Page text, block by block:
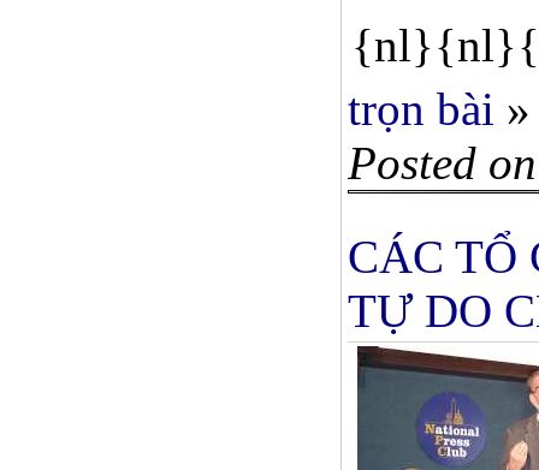
trọn bài »
Posted
CÁC TỔ
TỰ DO